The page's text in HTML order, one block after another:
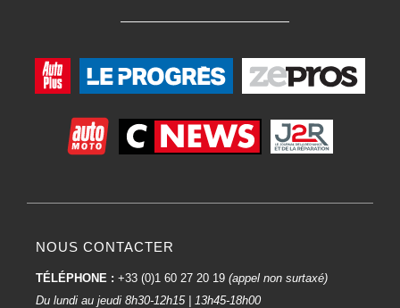
NOUS CONTACTER
TÉLÉPHONE : +33 (0)1 60 27 20 19 (appel non surtaxé)
Du lundi au jeudi 8h30-12h15 | 13h45-18h00